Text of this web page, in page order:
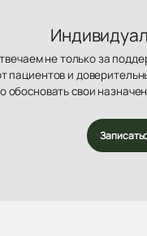
не только за
пациентов и
обосновать свои